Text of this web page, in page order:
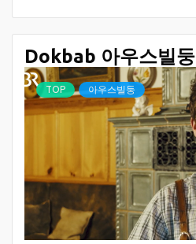
Dokbab 아우스빌둥
TOP 아우스빌둥